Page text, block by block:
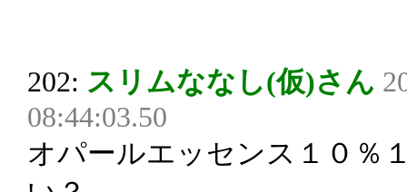
202: スリムななし(仮)さん
08:44:03.50
オパールエッセンス１０％